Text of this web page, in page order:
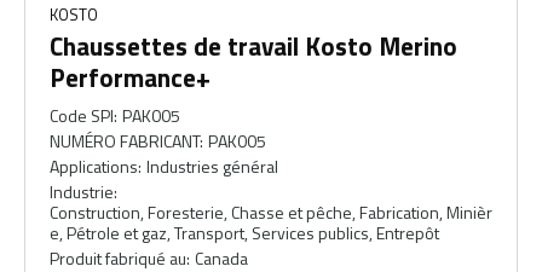
KOSTO
Chaussettes de travail Kosto Merino
Performance+
Code SPI: PAK005
NUMÉRO FABRICANT: PAK005
Applications: Industries général
Industrie:
Construction, Foresterie, Chasse et pêche, Fabrication, Minièr
e, Pétrole et gaz, Transport, Services publics, Entrepôt
Produit fabriqué au: Canada